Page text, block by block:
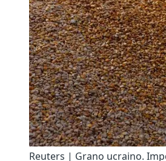
Reuters | Grano ucraino.